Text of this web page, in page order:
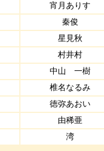
宵月ありす
秦俊
星見秋
村井村
中山 一樹
椎名なるみ
徳弥あおい
由稀亜
湾